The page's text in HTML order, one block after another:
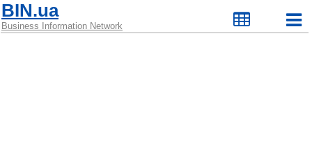
BIN.ua
Business Information Network